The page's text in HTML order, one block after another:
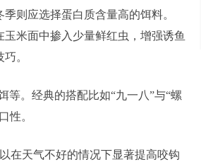
则应选择蛋白质含量高的饵料。
米面中掺入少量鲜红虫，增强诱鱼
。
等。经典的搭配比如“九一八”与“螺
性。
在天气不好的情况下显著提高咬钩